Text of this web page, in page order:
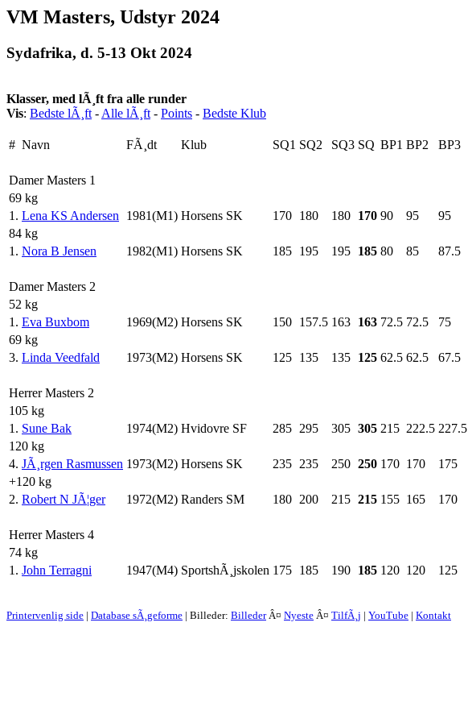
VM Masters, Udstyr 2024
Sydafrika, d. 5-13 Okt 2024
Klasser, med lÃ¸ft fra alle runder
Vis: Bedste lÃ¸ft - Alle lÃ¸ft - Points - Bedste Klub
# Navn FÃ¸dt Klub SQ1 SQ2 SQ3 SQ BP1 BP2 BP3
Damer Masters 1
69 kg
1. Lena KS Andersen 1981(M1) Horsens SK 170 180 180 170 90 95 95
84 kg
1. Nora B Jensen 1982(M1) Horsens SK 185 195 195 185 80 85 87.5
Damer Masters 2
52 kg
1. Eva Buxbom 1969(M2) Horsens SK 150 157.5 163 163 72.5 72.5 75
69 kg
3. Linda Veedfald 1973(M2) Horsens SK 125 135 135 125 62.5 62.5 67.5
Herrer Masters 2
105 kg
1. Sune Bak 1974(M2) Hvidovre SF 285 295 305 305 215 222.5 227.5
120 kg
4. JÃ¸rgen Rasmussen 1973(M2) Horsens SK 235 235 250 250 170 170 175
+120 kg
2. Robert N JÃ¦ger 1972(M2) Randers SM 180 200 215 215 155 165 170
Herrer Masters 4
74 kg
1. John Terragni 1947(M4) SportshÃ¸jskolen 175 185 190 185 120 120 125
Printervenlig side | Database sÃ¸geforme | Billeder: BillederÂ¤ Nyeste Â¤ TilfÃ¸j | YouTube | Kontakt